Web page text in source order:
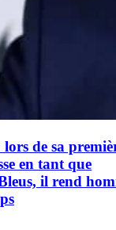
de sa
en tant que
il rend